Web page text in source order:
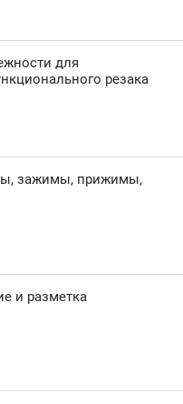
для
резака
зажимы, прижимы,
и разметка